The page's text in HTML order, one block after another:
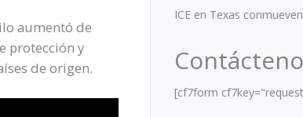
aumentó de
protección y
de origen.
ICE en Texas
[cf7form